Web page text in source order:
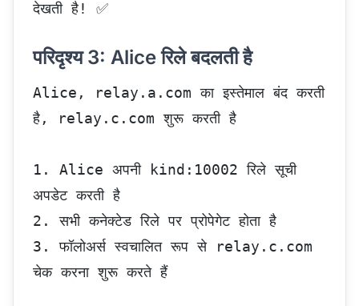
देखती है! ✅
परिदृश्य 3: Alice रिले बदलती है
Alice, relay.a.com का इस्तेमाल बंद करती
है, relay.c.com शुरू करती है
1. Alice अपनी kind:10002 रिले सूची
अपडेट करती है
2. सभी कनेक्टेड रिले पर प्रोपेगेट होता है
3. फॉलोअर्स स्वचालित रूप से relay.c.com
चेक करना शुरू करते हैं